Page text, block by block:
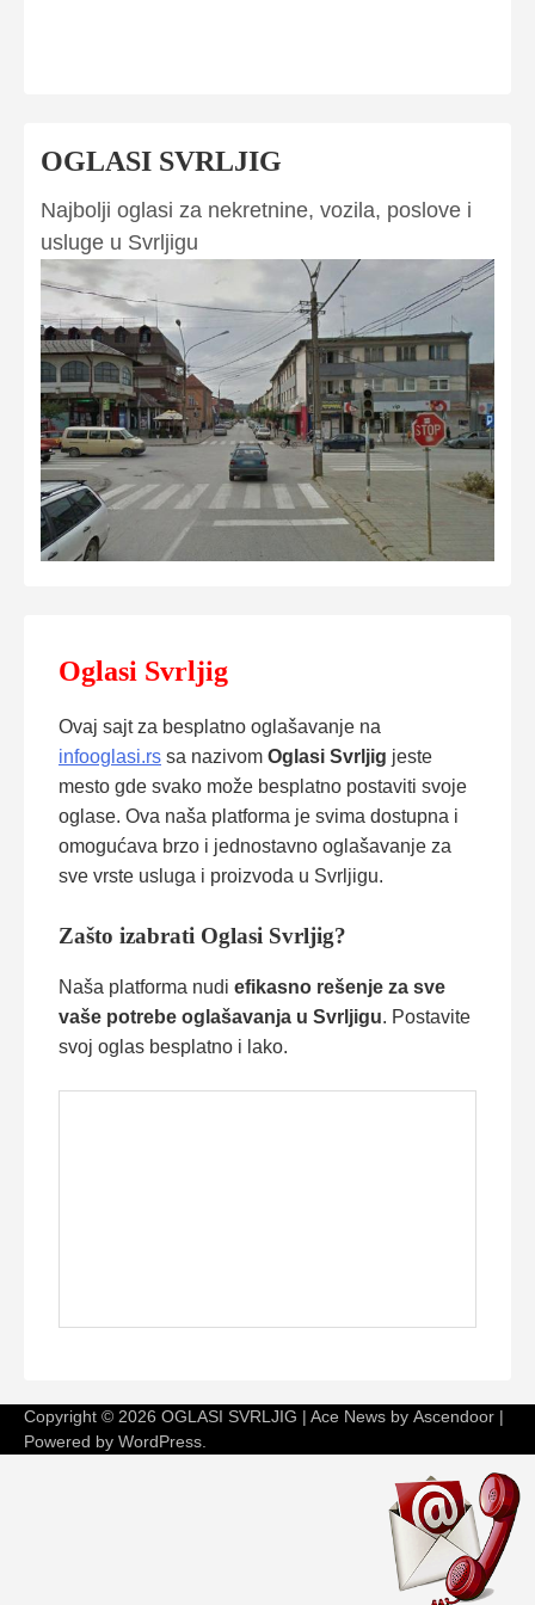
OGLASI SVRLJIG
Najbolji oglasi za nekretnine, vozila, poslove i
usluge u Svrljigu
Oglasi Svrljig
Ovaj sajt za besplatno oglašavanje na
infooglasi.rs sa nazivom Oglasi Svrljig jeste
mesto gde svako može besplatno postaviti svoje
oglase. Ova naša platforma je svima dostupna i
omogućava brzo i jednostavno oglašavanje za
sve vrste usluga i proizvoda u Svrljigu.
Zašto izabrati Oglasi Svrljig?
Naša platforma nudi efikasno rešenje za sve
vaše potrebe oglašavanja u Svrljigu. Postavite
svoj oglas besplatno i lako.
Copyright © 2026 OGLASI SVRLJIG | Ace News by Ascendoor |
Powered by WordPress